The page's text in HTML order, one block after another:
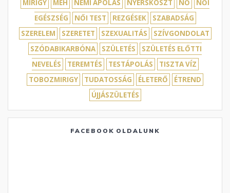
MIRIGY
MÉH NEMI ÁPOLÁS NYERSKOSZT NŐ
NŐI
EGÉSZSÉG
NŐI TEST REZGÉSEK
SZABADSÁG
SZERELEM
SZERETET SZEXUALITÁS
SZÍVGONDOLAT
SZÓDABIKARBÓNA
SZÜLETÉS
SZÜLETÉS ELŐTTI
NEVELÉS
TEREMTÉS TESTÁPOLÁS
TISZTA VÍZ
TOBOZMIRIGY
TUDATOSSÁG ÉLETERŐ
ÉTREND
ÚJJÁSZÜLETÉS
FACEBOOK OLDALUNK